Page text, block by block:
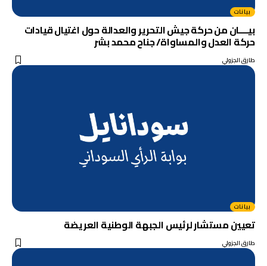
بيانات
بيــــان من حركة جيش التحرير والعدالة حول اغتيال قيادات
حركة العدل والمساواة/ جناح محمد بشر
طارق الجزولي
بيانات
تعيين مستشار لرئيس الجبهة الوطنية العريضة
طارق الجزولي